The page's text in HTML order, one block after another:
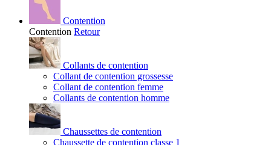
Contention
Contention Retour
Collants de contention
Collant de contention grossesse
Collant de contention femme
Collants de contention homme
Chaussettes de contention
Chaussette de contention classe 1